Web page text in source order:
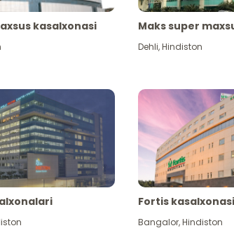
kasalxonasi Maks super
Dehli,Hindiston
Fortis kasalxonasi
Bangalor,Hindiston